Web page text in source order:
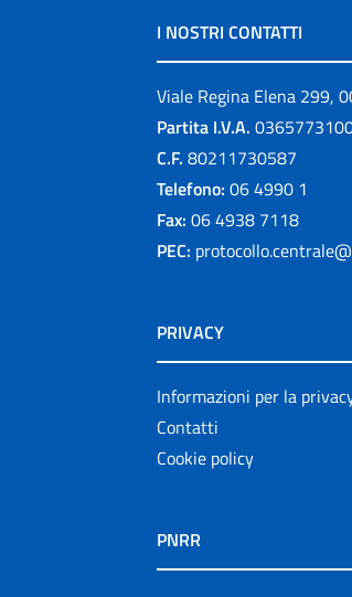
I NOSTRI CONTATTI
Viale Regina Elena 299,
Partita I.V.A.
C.F. 80211730587
Telefono: 06 4990 1
Fax: 06 4938 7118
PEC:
PRIVACY
Informazioni per la
Contatti
Cookie policy
PNRR